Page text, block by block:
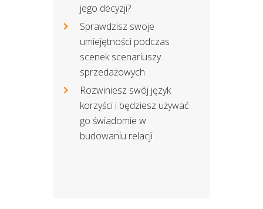
jego decyzji?
Sprawdzisz swoje
umiejętności podczas
scenek scenariuszy
sprzedażowych
Rozwiniesz swój język
korzyści i będziesz używać
go świadomie w
budowaniu relacji